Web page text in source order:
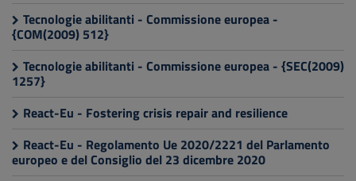
Tecnologie abilitanti - Commissione europea -
{COM(2009) 512}
Tecnologie abilitanti - Commissione europea - {SEC(2009)
1257}
React-Eu - Fostering crisis repair and resilience
React-Eu - Regolamento Ue 2020/2221 del Parlamento
europeo e del Consiglio del 23 dicembre 2020